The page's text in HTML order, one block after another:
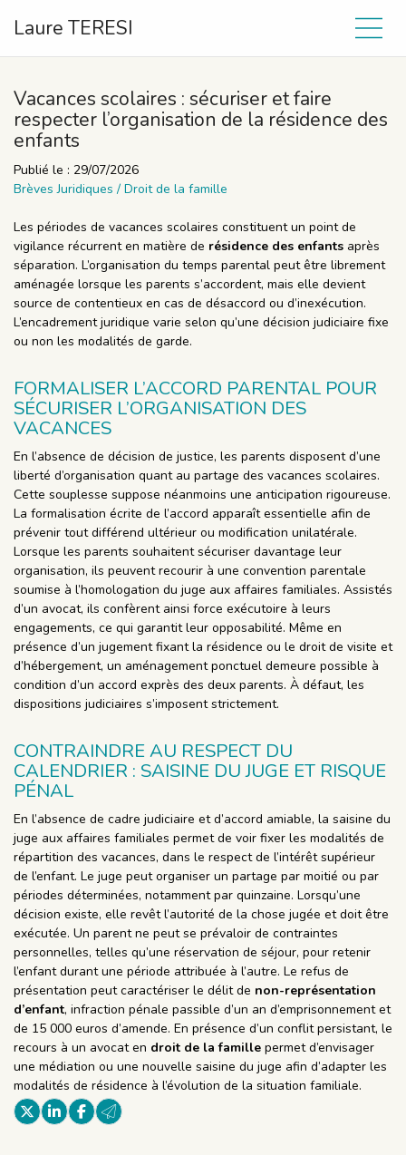
Laure TERESI
Vacances scolaires : sécuriser et faire
respecter l’organisation de la résidence des
enfants
Publié le : 29/07/2026
Brèves Juridiques / Droit de la famille
Les périodes de vacances scolaires constituent un point de
vigilance récurrent en matière de résidence des enfants après
séparation. L’organisation du temps parental peut être librement
aménagée lorsque les parents s’accordent, mais elle devient
source de contentieux en cas de désaccord ou d’inexécution.
L’encadrement juridique varie selon qu’une décision judiciaire fixe
ou non les modalités de garde.
FORMALISER L’ACCORD PARENTAL POUR
SÉCURISER L’ORGANISATION DES
VACANCES
En l’absence de décision de justice, les parents disposent d’une
liberté d’organisation quant au partage des vacances scolaires.
Cette souplesse suppose néanmoins une anticipation rigoureuse.
La formalisation écrite de l’accord apparaît essentielle afin de
prévenir tout différend ultérieur ou modification unilatérale.
Lorsque les parents souhaitent sécuriser davantage leur
organisation, ils peuvent recourir à une convention parentale
soumise à l’homologation du juge aux affaires familiales. Assistés
d’un avocat, ils confèrent ainsi force exécutoire à leurs
engagements, ce qui garantit leur opposabilité. Même en
présence d’un jugement fixant la résidence ou le droit de visite et
d’hébergement, un aménagement ponctuel demeure possible à
condition d’un accord exprès des deux parents. À défaut, les
dispositions judiciaires s’imposent strictement.
CONTRAINDRE AU RESPECT DU
CALENDRIER : SAISINE DU JUGE ET RISQUE
PÉNAL
En l’absence de cadre judiciaire et d’accord amiable, la saisine du
juge aux affaires familiales permet de voir fixer les modalités de
répartition des vacances, dans le respect de l’intérêt supérieur
de l’enfant. Le juge peut organiser un partage par moitié ou par
périodes déterminées, notamment par quinzaine. Lorsqu’une
décision existe, elle revêt l’autorité de la chose jugée et doit être
exécutée. Un parent ne peut se prévaloir de contraintes
personnelles, telles qu’une réservation de séjour, pour retenir
l’enfant durant une période attribuée à l’autre. Le refus de
présentation peut caractériser le délit de non-représentation
d’enfant, infraction pénale passible d’un an d’emprisonnement et
de 15 000 euros d’amende. En présence d’un conflit persistant, le
recours à un avocat en droit de la famille permet d’envisager
une médiation ou une nouvelle saisine du juge afin d’adapter les
modalités de résidence à l’évolution de la situation familiale.